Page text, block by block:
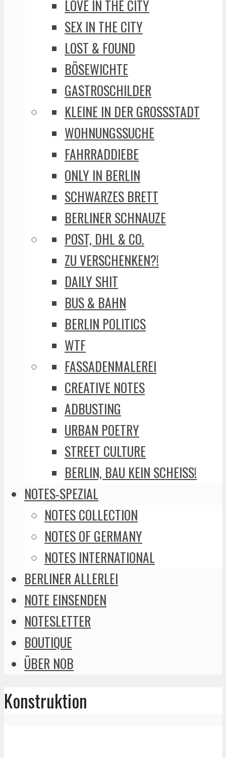
LOVE IN THE CITY
SEX IN THE CITY
LOST & FOUND
BÖSEWICHTE
GASTROSCHILDER
KLEINE IN DER GROSSSTADT
WOHNUNGSSUCHE
FAHRRADDIEBE
ONLY IN BERLIN
SCHWARZES BRETT
BERLINER SCHNAUZE
POST, DHL & CO.
ZU VERSCHENKEN?!
DAILY SHIT
BUS & BAHN
BERLIN POLITICS
WTF
FASSADENMALEREI
CREATIVE NOTES
ADBUSTING
URBAN POETRY
STREET CULTURE
BERLIN, BAU KEIN SCHEISS!
NOTES-SPEZIAL
NOTES COLLECTION
NOTES OF GERMANY
NOTES INTERNATIONAL
BERLINER ALLERLEI
NOTE EINSENDEN
NOTESLETTER
BOUTIQUE
ÜBER NOB
Konstruktion